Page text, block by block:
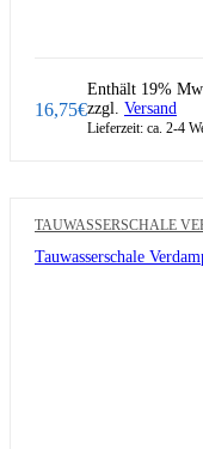
16,75€
Enthält 19%
zzgl. Versand
Lieferzeit: ca. 2-4
TAUWASSERSCHALE
Tauwasserschale